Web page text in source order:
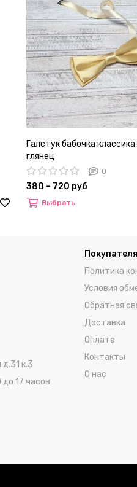
Галстук бабочка
глянец
0
380 – 720 руб
Выбрать
к.3
17 часов
Политика
Условия
Обратная
Доставка
Оплата
Контакты
О нас